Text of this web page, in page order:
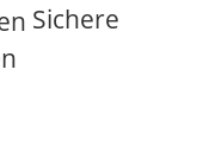
Sichere